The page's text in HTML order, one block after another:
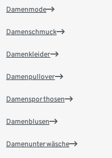
Damenmode
Damenschmuck
Damenkleider
Damenpullover
Damensporthosen
Damenblusen
Damenunterwäsche